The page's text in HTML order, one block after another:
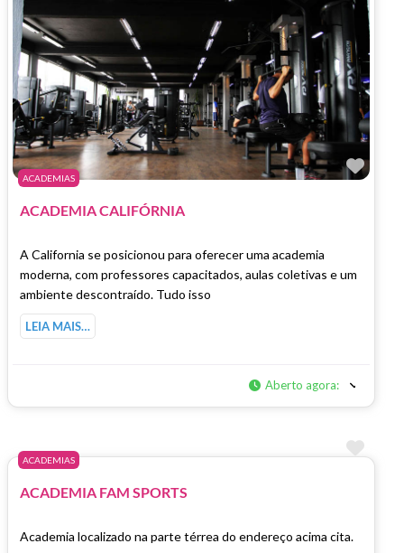
ACADEMIAS
ACADEMIA CALIFÓRNIA
A California se posicionou para oferecer uma academia
moderna, com professores capacitados, aulas coletivas e um
ambiente descontraído. Tudo isso
LEIA MAIS…
Aberto agora:
ACADEMIAS
ACADEMIA FAM SPORTS
Academia localizado na parte térrea do endereço acima cita.